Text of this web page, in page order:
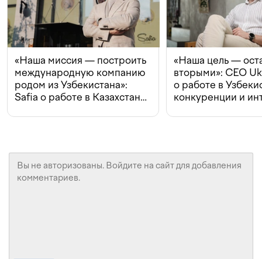
«Наша миссия — построить
международную компанию
родом из Узбекистана»:
Safia о работе в Казахстане,
«Наша цель —
вторыми»: CEO
о работе в
конкуренции и